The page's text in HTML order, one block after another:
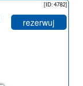
[ID: 4782]
rezerwuj